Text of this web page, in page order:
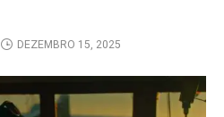
DEZEMBRO 15, 2025